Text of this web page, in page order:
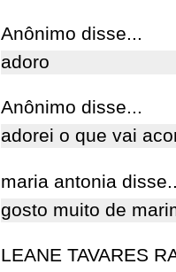
Anônimo disse...
adoro
Anônimo disse...
adorei o que vai
maria antonia
gosto muito de
LEANE TAVARES